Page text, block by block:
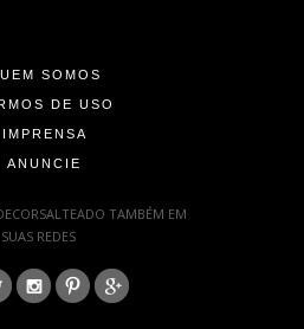
SOMOS
DE USO
IMPRENSA
ANUNCIE
TAMBÉM EM
SUAS REDES